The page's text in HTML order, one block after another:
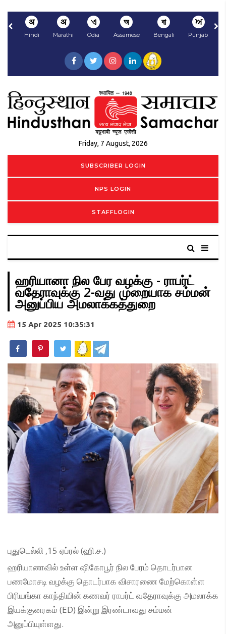
अ
Hindi
अ
Marathi
ଏ
Odia
অ
Assamese
বা
Bengali
ਅ
Punjabi
Friday, 7 August, 2026
SUBSCRIBER LOGIN
NPS LOGIN
STAFFLOGIN
ஹரியானா நில பேர வழக்கு - ராபர்ட்
வதேராவுக்கு 2-வது முறையாக சம்மன்
அனுப்பிய அமலாக்கத்துறை
15 Apr 2025 10:35:31
புதுடெல்லி ,15 ஏப்ரல் (ஹி.ச.)
ஹரியானாவில் உள்ள ஷிகோபூர் நில பேரம் தொடர்பான
பணமோசடி வழக்கு தொடர்பாக விசாரணை மேற்கொள்ள
பிரியங்கா காந்தியின் கணவர் ராபர்ட் வதேராவுக்கு அமலாக்க
இயக்குனரகம் (ED) இன்று இரண்டாவது சம்மன்
அனுப்பியுள்ளது.